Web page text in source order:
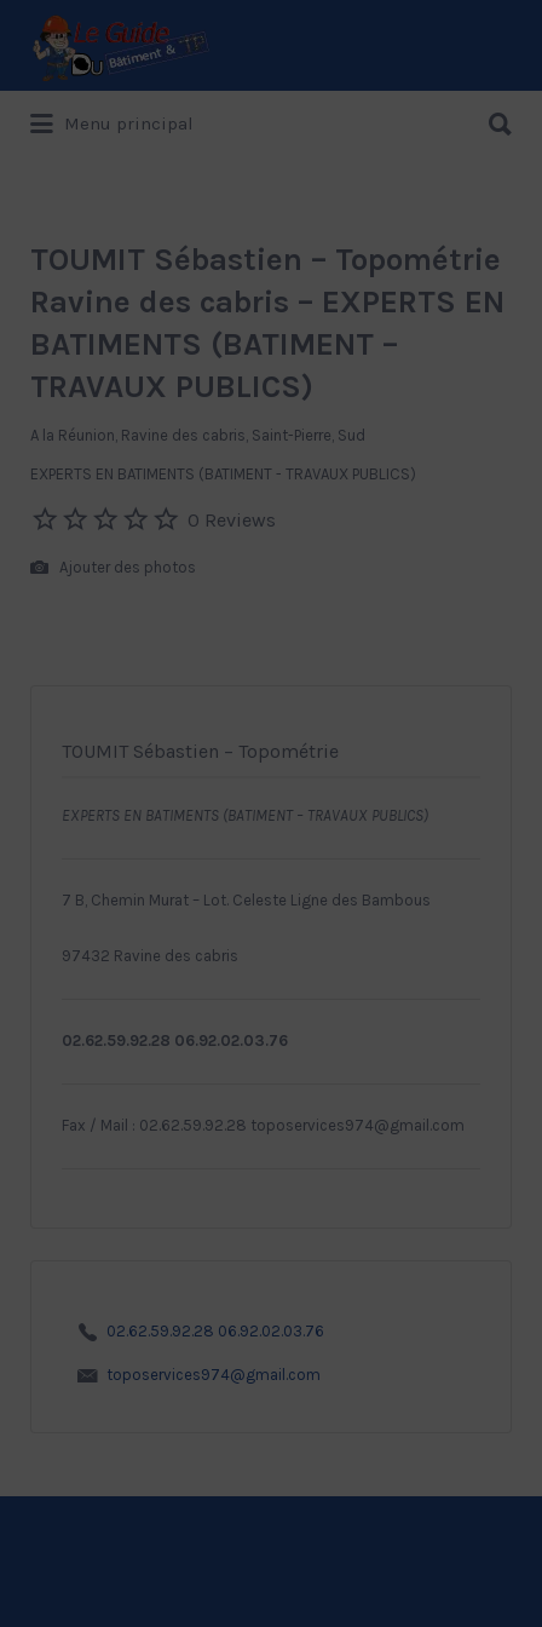
Le Guide de référence depuis 1995
Rechercher:
Menu principal
TOUMIT Sébastien – Topométrie
Ravine des cabris – EXPERTS EN
BATIMENTS (BATIMENT –
TRAVAUX PUBLICS)
A la Réunion, Ravine des cabris, Saint-Pierre, Sud
EXPERTS EN BATIMENTS (BATIMENT - TRAVAUX PUBLICS)
0 Reviews
Ajouter des photos
TOUMIT Sébastien – Topométrie
EXPERTS EN BATIMENTS (BATIMENT – TRAVAUX PUBLICS)
7 B, Chemin Murat – Lot. Celeste Ligne des Bambous
97432 Ravine des cabris
02.62.59.92.28 06.92.02.03.76
Fax / Mail : 02.62.59.92.28 toposervices974@gmail.com
02.62.59.92.28 06.92.02.03.76
toposervices974@gmail.com